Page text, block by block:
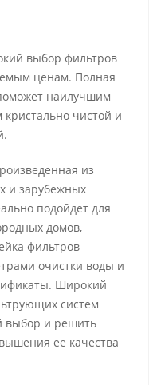
выбор фильтров
ценам. Полная
наилучшим
чистой и
из
и зарубежных
подойдет для
домов,
фильтров
очистки воды и
Широкий
систем
выбор и решить
ее качества